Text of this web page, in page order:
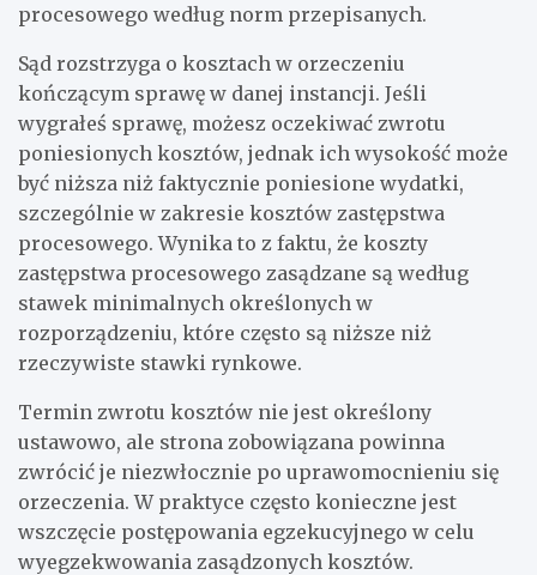
procesowego według norm przepisanych.
Sąd rozstrzyga o kosztach w orzeczeniu
kończącym sprawę w danej instancji. Jeśli
wygrałeś sprawę, możesz oczekiwać zwrotu
poniesionych kosztów, jednak ich wysokość może
być niższa niż faktycznie poniesione wydatki,
szczególnie w zakresie kosztów zastępstwa
procesowego. Wynika to z faktu, że koszty
zastępstwa procesowego zasądzane są według
stawek minimalnych określonych w
rozporządzeniu, które często są niższe niż
rzeczywiste stawki rynkowe.
Termin zwrotu kosztów nie jest określony
ustawowo, ale strona zobowiązana powinna
zwrócić je niezwłocznie po uprawomocnieniu się
orzeczenia. W praktyce często konieczne jest
wszczęcie postępowania egzekucyjnego w celu
wyegzekwowania zasądzonych kosztów.